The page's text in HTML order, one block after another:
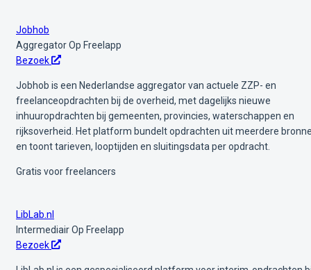
Jobhob
AggregatorOp Freelapp
Bezoek
Jobhob is een Nederlandse aggregator van actuele ZZP- en
freelanceopdrachten bij de overheid, met dagelijks nieuwe
inhuuropdrachten bij gemeenten, provincies, waterschappen en
rijksoverheid. Het platform bundelt opdrachten uit meerdere
en toont tarieven, looptijden en sluitingsdata per opdracht.
Gratis voor freelancers
LibLab.nl
IntermediairOp Freelapp
Bezoek